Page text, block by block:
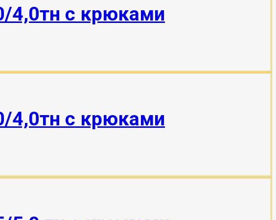
4,0тн с крюками
4,0тн с крюками